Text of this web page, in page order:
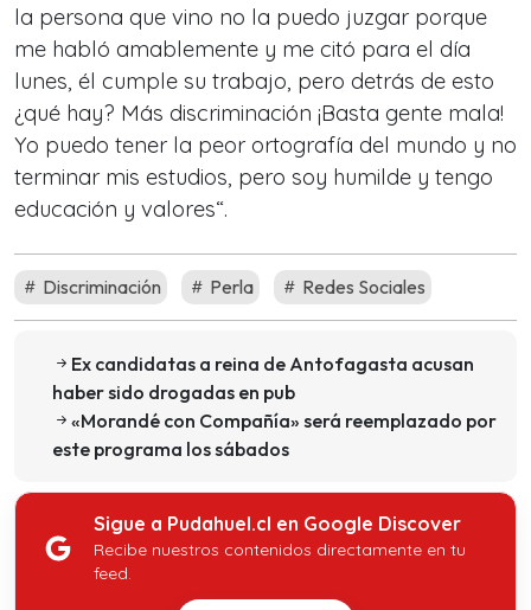
la persona que vino no la puedo juzgar porque
me habló amablemente y me citó para el día
lunes, él cumple su trabajo, pero detrás de esto
¿qué hay? Más discriminación ¡Basta gente mala!
Yo puedo tener la peor ortografía del mundo y no
terminar mis estudios, pero soy humilde y tengo
educación y valores“.
Discriminación Perla Redes Sociales
Ex candidatas a reina de Antofagasta acusan
haber sido drogadas en pub
«Morandé con Compañía» será reemplazado por
este programa los sábados
Sigue a Pudahuel.cl en Google Discover
Recibe nuestros contenidos directamente en tu
feed.